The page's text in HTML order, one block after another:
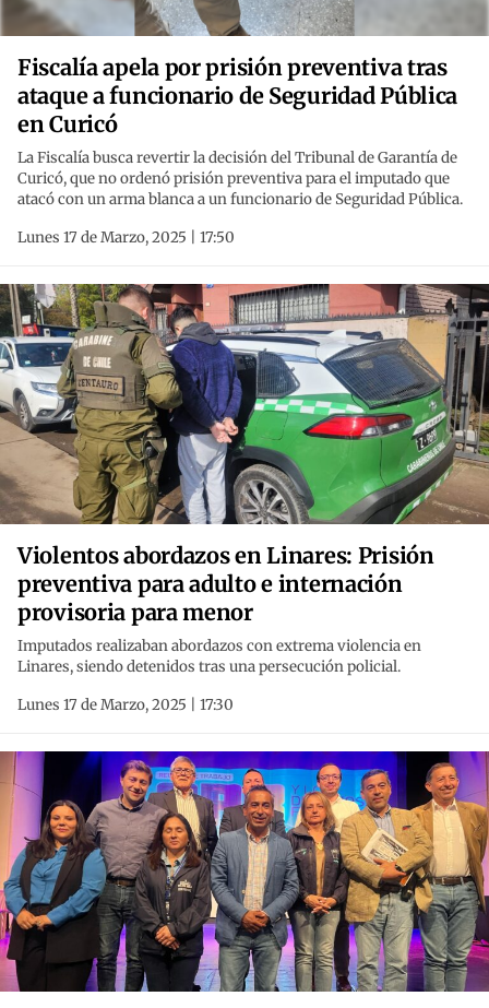
Fiscalía apela por prisión preventiva tras
ataque a funcionario de Seguridad Pública
en Curicó
La Fiscalía busca revertir la decisión del Tribunal de Garantía de
Curicó, que no ordenó prisión preventiva para el imputado que
atacó con un arma blanca a un funcionario de Seguridad Pública.
Lunes 17 de Marzo, 2025 | 17:50
Violentos abordazos en Linares: Prisión
preventiva para adulto e internación
provisoria para menor
Imputados realizaban abordazos con extrema violencia en
Linares, siendo detenidos tras una persecución policial.
Lunes 17 de Marzo, 2025 | 17:30